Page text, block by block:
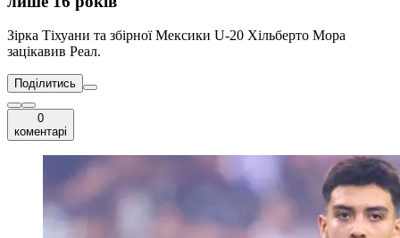
Зірка Тіхуани та збірної Мексики U-20 Хільберто Мора
зацікавив Реал.
Поділитись
0
коментарі